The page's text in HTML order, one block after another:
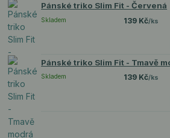
Pánské triko Slim Fit - Červená
139 Kč/ks
Skladem
Pánské triko Slim Fit - Tmavě
139 Kč/ks
Skladem